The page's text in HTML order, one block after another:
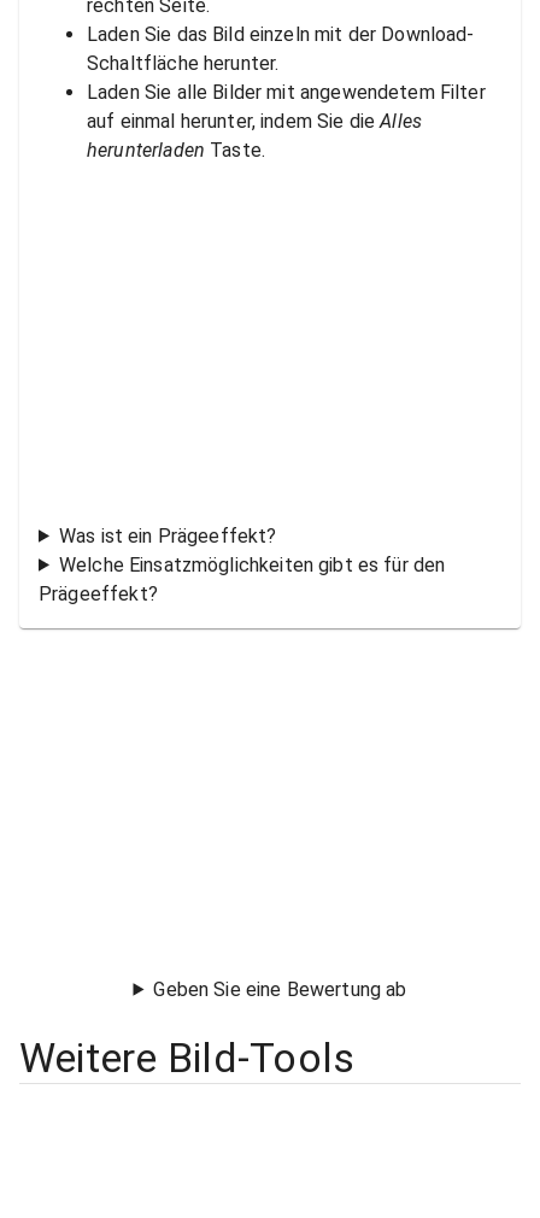
rechten Seite.
Laden Sie das Bild einzeln mit der Download-
Schaltfläche herunter.
Laden Sie alle Bilder mit angewendetem Filter
auf einmal herunter, indem Sie dieAlles
herunterladen Taste.
Was ist ein Prägeeffekt?
Welche Einsatzmöglichkeiten gibt es für den
Prägeeffekt?
Geben Sie eine Bewertung ab
Weitere Bild-Tools